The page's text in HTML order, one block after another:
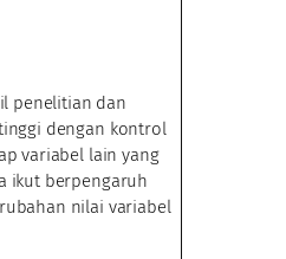
penelitian dan
dengan kontrol
variabel lain yang
ikut berpengaruh
nilai variabel